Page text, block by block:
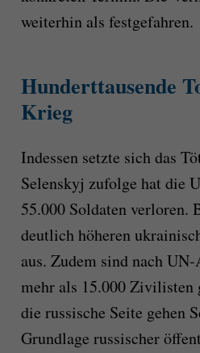
weiterhin als festgefahren.
Hunderttausende
Krieg
Indessen setzte sich das
Selenskyj zufolge hat die
55.000 Soldaten verloren.
deutlich höheren
aus. Zudem sind nach
mehr als 15.000 Zivilisten
die russische Seite gehen
Grundlage russischer